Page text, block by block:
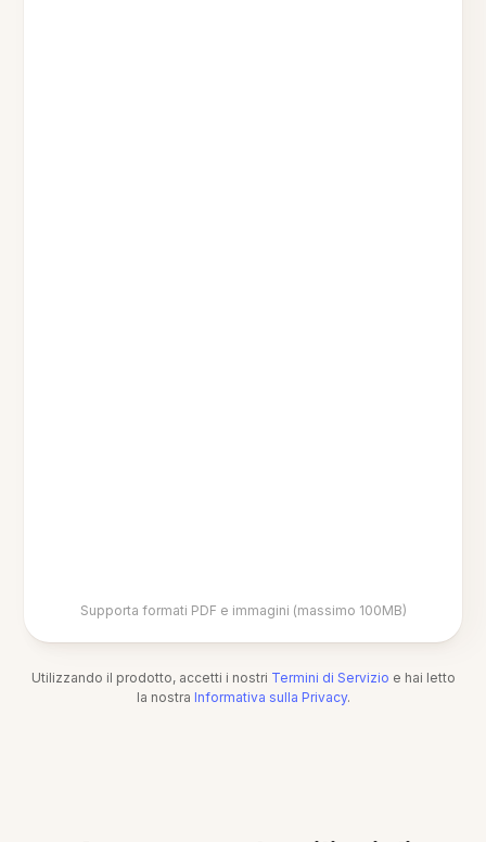
Supporta formati PDF e immagini (massimo 100MB)
Utilizzando il prodotto, accetti i nostri Termini di Servizio e hai letto
la nostra Informativa sulla Privacy.